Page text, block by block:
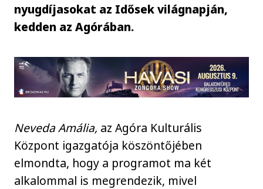
nyugdíjasokat az Idősek világnapján,
kedden az Agórában.
Neveda Amália, az Agóra Kulturális
Központ igazgatója köszöntőjében
elmondta, hogy a programot ma két
alkalommal is megrendezik, mivel